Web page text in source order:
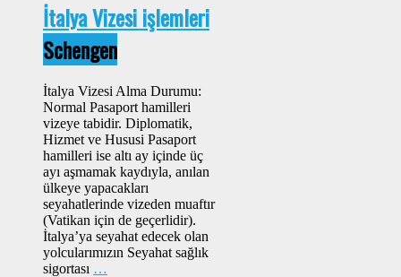
İtalya Vizesi işlemleri
Schengen
İtalya Vizesi Alma Durumu:
Normal Pasaport hamilleri
vizeye tabidir. Diplomatik,
Hizmet ve Hususi Pasaport
hamilleri ise altı ay içinde üç
ayı aşmamak kaydıyla, anılan
ülkeye yapacakları
seyahatlerinde vizeden muaftır
(Vatikan için de geçerlidir).
İtalya’ya seyahat edecek olan
yolcularımızın Seyahat sağlık
sigortası …